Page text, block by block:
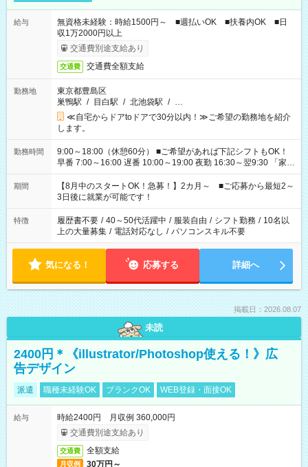
給与
無資格未経験：時給1500円～ ■週払いOK ■扶養内OK ■日
収1万2000円以上
交通費別途支給あり
交通費 交通費全額支給
勤務地
東京都豊島区
巣鴨駅 / 目白駅 / 北池袋駅 / …
≪自宅からドアtoドアで30分以内！≫ご希望の勤務地を紹介
します。
勤務時間
9:00～18:00（休憩60分） ■ご希望があれば下記シフトもOK！
早番 7:00～16:00 遅番 10:00～19:00 夜勤 16:30～翌9:30 「家族
と休みを合わせたい」 「余裕を持って夕飯の準備がしたい」
「できれば残業はしたくない」 など、ご希望を教えてください
ね。 ※Wワーク希望の方へ 今ご覧のお仕事で希望する勤務時間
と、もう1つのお仕事の勤務時間。 合計で週40時間を超える場
合は応募できません。
期間
【8月中のスタートOK！急募！】2カ月～ ■ご応募から最短2～
3日後に就業が可能です！
特徴 履歴書不要 / 40～50代活躍中 / 服装自由 / シフト勤務 / 10名以
上の大量募集 / 電話対応なし / パソコンスキル不要
気になる！ 応募する 詳細へ
掲載日：2026.08.07
未読
2400円＊《illustrator/Photoshop使える！》広
告デザイン
派遣 職種未経験OK ブランクOK WEB登録・面接OK
給与
時給2400円 月収例 360,000円
交通費別途支給あり
交通費 全額支給
月収例 30万円～